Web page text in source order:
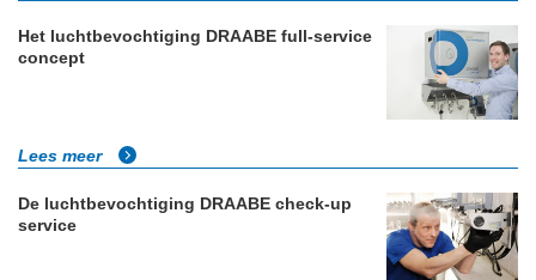
Het luchtbevochtiging DRAABE full-service
concept
Lees meer
De luchtbevochtiging DRAABE check-up
service